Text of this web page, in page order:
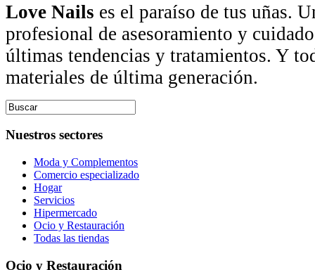
Love Nails es el paraíso de tus uñas.
profesional de asesoramiento y
últimas tendencias y tratamientos. Y
materiales de última generación.
Nuestros sectores
Moda y Complementos
Comercio especializado
Hogar
Servicios
Hipermercado
Ocio y Restauración
Todas las tiendas
Ocio y Restauración